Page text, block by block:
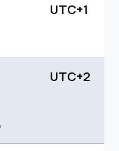
UTC+1
UTC+2